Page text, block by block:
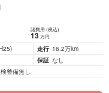
諸費用 (税込)
13 万円
走行 16.2万km
保証 なし
整備無し